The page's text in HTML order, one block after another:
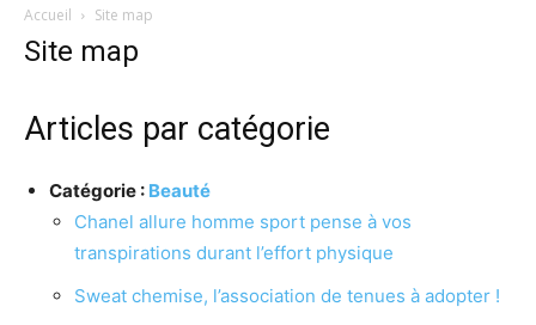
Accueil Site map
Site map
Articles par catégorie
Catégorie : Beauté
Chanel allure homme sport pense à vos
transpirations durant l’effort physique
Sweat chemise, l’association de tenues à adopter !